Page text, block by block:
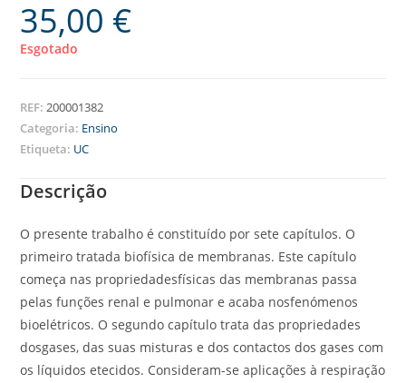
35,00 €
Esgotado
REF:200001382
Categoria: Ensino
Etiqueta: UC
Descrição
O presente trabalho é constituído por sete capítulos. O
primeiro tratada biofísica de membranas. Este capítulo
começa nas propriedadesfísicas das membranas passa
pelas funções renal e pulmonar e acaba nosfenómenos
bioelétricos. O segundo capítulo trata das propriedades
dosgases, das suas misturas e dos contactos dos gases com
os líquidos etecidos. Consideram-se aplicações à respiração